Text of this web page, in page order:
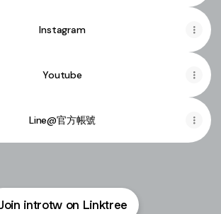
Instagram
Youtube
Line@官方帳號
introtw on Linktree